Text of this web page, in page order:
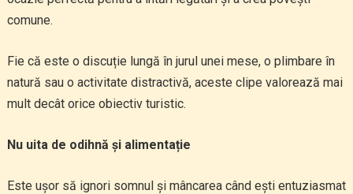
comune.
Fie că este o discuție lungă în jurul unei mese, o plimbare în
natură sau o activitate distractivă, aceste clipe valorează mai
mult decât orice obiectiv turistic.
Nu uita de odihnă și alimentație
Este ușor să ignori somnul și mâncarea când ești entuziasmat